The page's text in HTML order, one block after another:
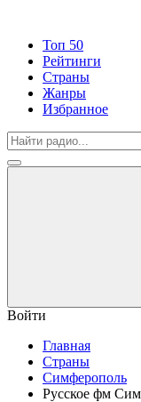
Топ 50
Рейтинги
Страны
Жанры
Избранное
Войти
Главная
Страны
Симферополь
Русское фм